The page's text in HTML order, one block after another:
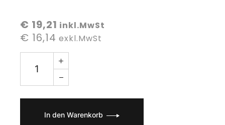
€ 19,21 inkl.MwSt
€ 16,14 exkl.MwSt
In den Warenkorb